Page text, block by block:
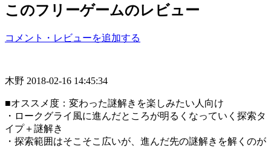
このフリーゲームのレビュー
コメント・レビューを追加する
木野 2018-02-16 14:45:34
■オススメ度：変わった謎解きを楽しみたい人向け
・ロークグライ風に進んだところが明るくなっていく探索タ
イプ＋謎解き
・探索範囲はそこそこ広いが、進んだ先の謎解きを解くのが